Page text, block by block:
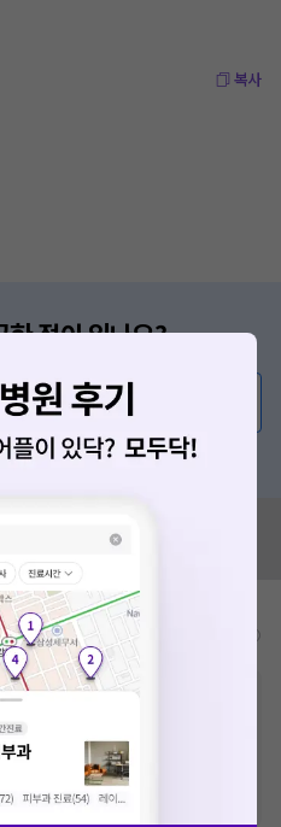
복사
점이 있나요?
다양한 게시글 보러가기
?
비급여/급여 진료란?
실제 가격과 상이할 수 있으니, 정확
원
에 고지되어 있는 급여 진료 기준 가
이 추가되어, 병원마다 금액이 다르게